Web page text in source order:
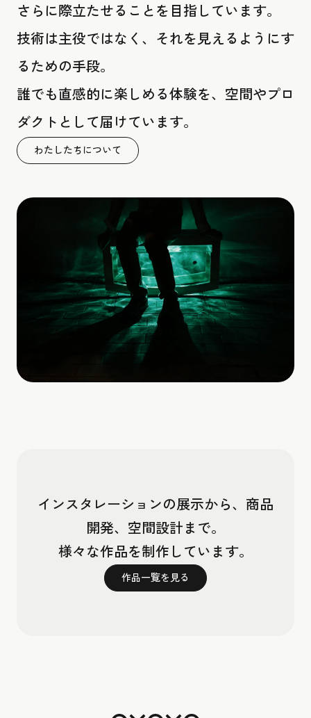
さらに際立たせることを目指しています。
技術は主役ではなく、それを見えるようにす
るための手段。
誰でも直感的に楽しめる体験を、空間やプロ
ダクトとして届けています。
わたしたちについて
インスタレーションの展示から、商品
開発、空間設計まで。
様々な作品を制作しています。
作品一覧を見る